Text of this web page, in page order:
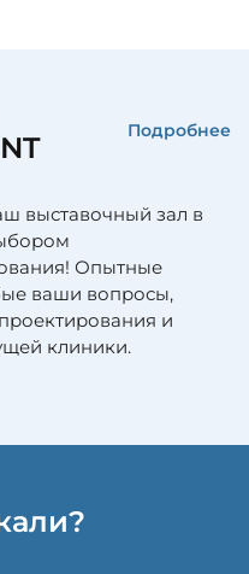
Подробнее
выставочный зал в
Опытные
ваши вопросы,
и
клиники.